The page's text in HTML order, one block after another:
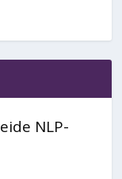
NLP-